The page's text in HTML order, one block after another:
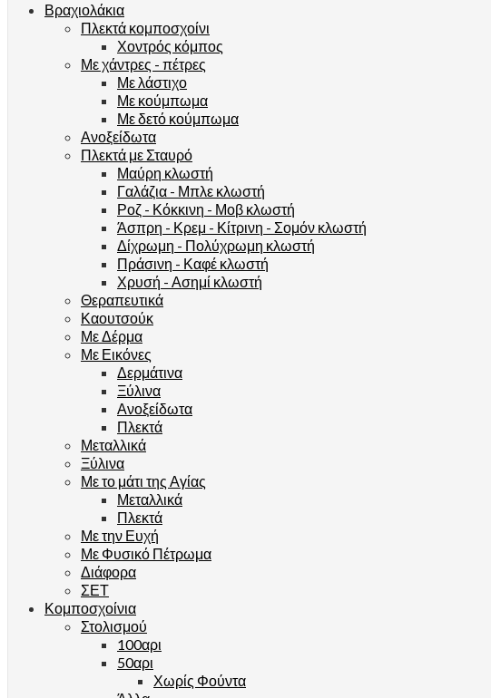
Βραχιολάκια
Πλεκτά κομποσχοίνι
Χοντρός κόμπος
Με χάντρες - πέτρες
Με λάστιχο
Με κούμπωμα
Με δετό κούμπωμα
Ανοξείδωτα
Πλεκτά με Σταυρό
Μαύρη κλωστή
Γαλάζια - Μπλε κλωστή
Ροζ - Κόκκινη - Μοβ κλωστή
Άσπρη - Κρεμ - Κίτρινη - Σομόν κλωστή
Δίχρωμη - Πολύχρωμη κλωστή
Πράσινη - Καφέ κλωστή
Χρυσή - Ασημί κλωστή
Θεραπευτικά
Καουτσούκ
Με Δέρμα
Με Εικόνες
Δερμάτινα
Ξύλινα
Ανοξείδωτα
Πλεκτά
Μεταλλικά
Ξύλινα
Με το μάτι της Αγίας
Μεταλλικά
Πλεκτά
Με την Ευχή
Με Φυσικό Πέτρωμα
Διάφορα
ΣΕΤ
Κομποσχοίνια
Στολισμού
100αρι
50αρι
Χωρίς Φούντα